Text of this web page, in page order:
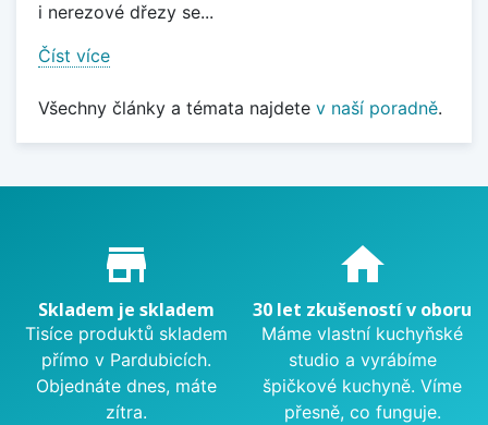
i nerezové dřezy se...
Číst více
Všechny články a témata najdete v naší poradně.
Proč nakupovat u nás?
store_mall_directory
Skladem je skladem
Tisíce produktů skladem
přímo v Pardubicích.
Objednáte dnes, máte
zítra.
home
30 let zkušeností v oboru
Máme vlastní kuchyňské
studio a vyrábíme
špičkové kuchyně. Víme
přesně, co funguje.